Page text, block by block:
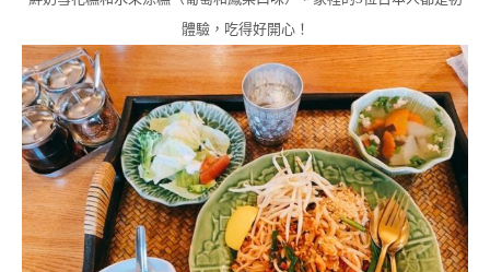
體驗，吃得好開心！